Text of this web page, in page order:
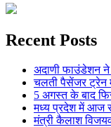
Recent Posts
अदाणी फाउंडेशन ने
चलती पैसेंजर ट्रेन
5 अगस्त के बाद
मध्य प्रदेश में आज से
मंत्री कैलाश